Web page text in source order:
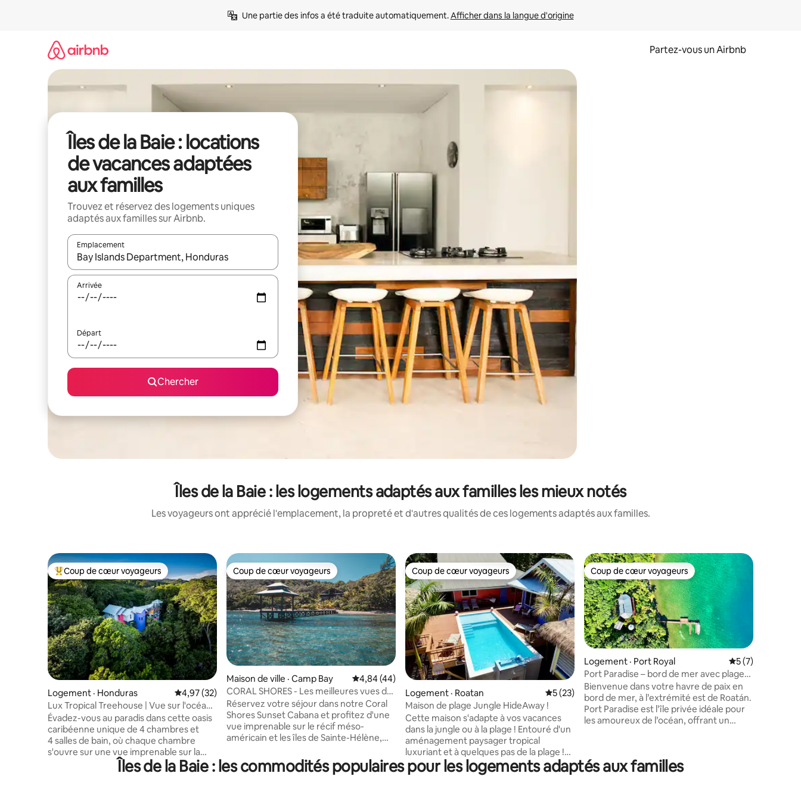
Une partie des infos a été traduite automatiquement. Afficher dans la langue d'origine
Partez-vous un Airbnb
Îles de la Baie : locations
de vacances adaptées
aux familles
Trouvez et réservez des logements uniques
adaptés aux familles sur Airbnb.
Emplacement
Quand les résultats sont affichés, parcourez-les en utilisant les flèches vers le haut et vers le bas, ou en appuyant dessus et en les faisant glisser.
Arrivée
Départ
Chercher
Îles de la Baie : les logements adaptés aux familles les mieux notés
Les voyageurs ont apprécié l'emplacement, la propreté et d'autres qualités de ces logements adaptés aux familles.
Coup de cœur voyageurs parmi les plus aimés
Coup de cœur voyageurs
Logement · Honduras Note moyenne de 4,97 sur 5, 32 commentaires
4,97 (32)
Lux Tropical Treehouse | Vue sur l'océan,
piscine et plage
Évadez-vous au paradis dans cette oasis
caribéenne unique de 4 chambres et
4 salles de bain, où chaque chambre
s'ouvre sur une vue imprenable sur la
mer turquoise et la canopée luxuriante
de la jungle et une piscine avec un
Coup de cœur voyageurs
Coup de cœur voyageurs
Maison de ville · Camp Bay Note moyenne de 4,84 sur 5, 44 commentaires
4,84 (44)
CORAL SHORES - Les meilleures vues de
Roatan. Mer turquoise !
Réservez votre séjour dans notre Coral
Shores Sunset Cabana et profitez d'une
vue imprenable sur le récif méso-
américain et les îles de Sainte-Hélène,
s'agisse de faire du kayak dans le récif et
de faire de la plongée avec tuba, de faire
Coup de cœur voyageurs
Coup de cœur voyageurs
Logement · Roatan Note moyenne de 5 sur 5, 23 commentaires
5 (23)
Maison de plage Jungle HideAway !
Cette maison s'adapte à vos vacances
dans la jungle ou à la plage ! Entouré d'un
aménagement paysager tropical
luxuriant et à quelques pas de la plage !
Construction rustique en poutre en bois
inspirée de Bali avec des plafonds hauts
Coup de cœur voyageurs
Coup de cœur voyageurs
Logement · Port Royal Note moyenne
5 (7)
Port Paradise – bord de mer avec plage
privée et quai
Bienvenue dans votre havre de paix en
bord de mer, à l’extrémité est de Roatán.
Port Paradise est l’île privée idéale pour
les amoureux de l’océan, offrant un
vous nagerez au milieu d’un
Îles de la Baie : les commodités populaires pour les logements adaptés aux familles